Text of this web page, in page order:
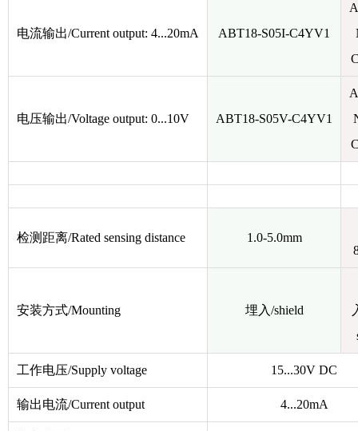
电流输出/Current output: 4...20mA ABT18-S05I-C4YV1
电压输出/Voltage output: 0...10V ABT18-S05V-C4YV1
检测距离/Rated sensing distance
1.0-5.0mm
安装方式/Mounting 埋入/shield
工作电压/Supply voltage 15...30V DC
输出电流/Current output 4...20mA